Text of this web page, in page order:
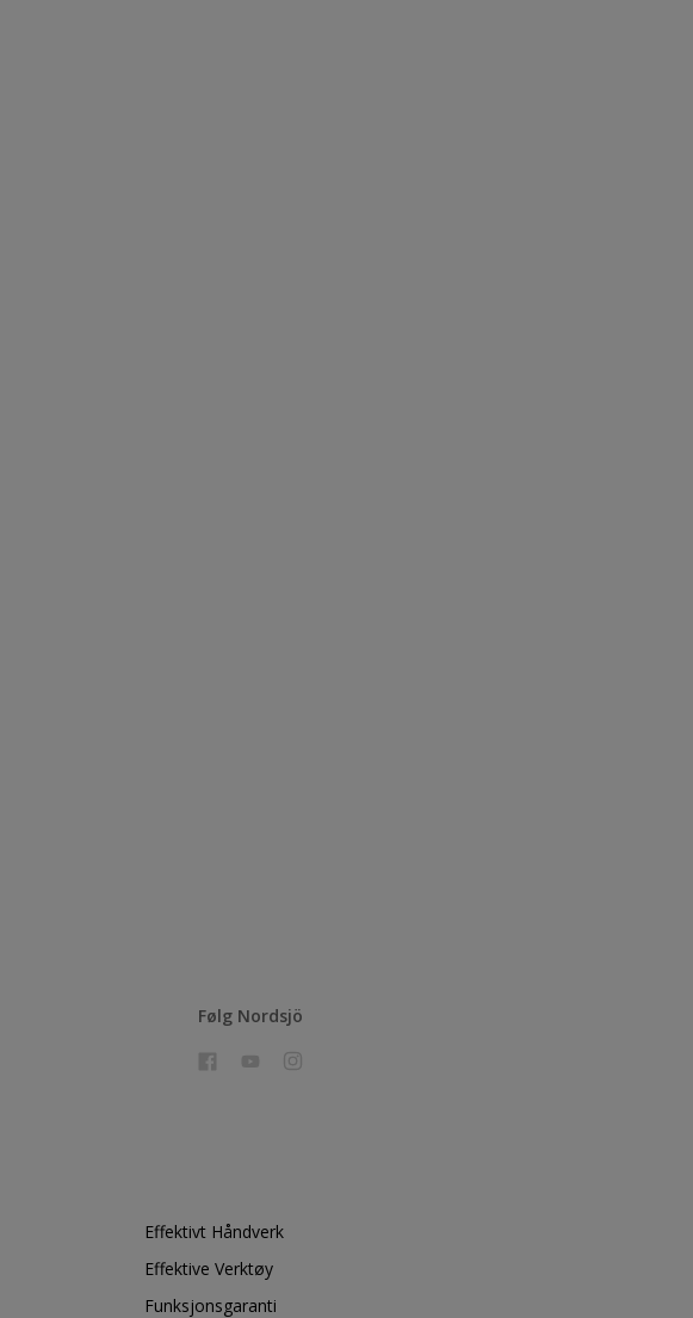
Følg Nordsjö
Effektivt Håndverk
Effektive Verktøy
Funksjonsgaranti